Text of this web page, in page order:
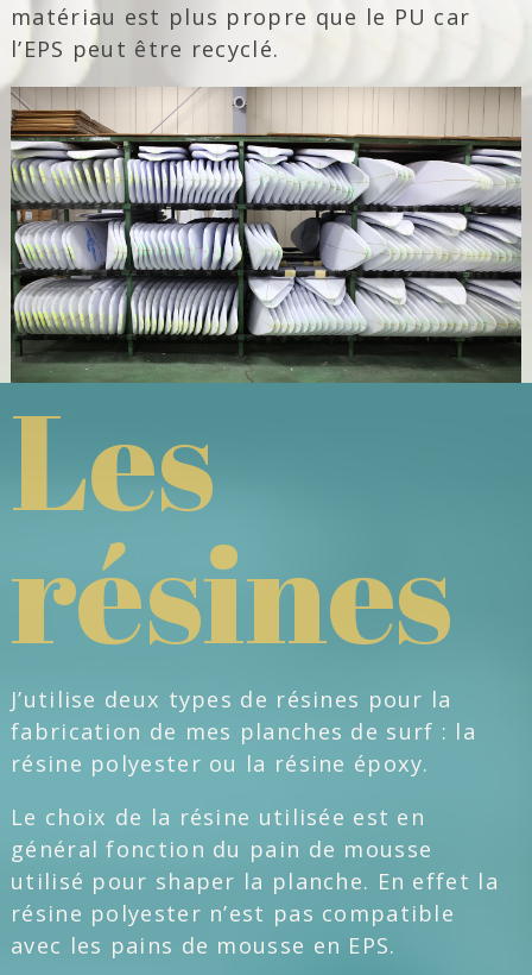
matériau est plus propre que le PU car
l’EPS peut être recyclé.
Les
résines
J’utilise deux types de résines pour la
fabrication de mes planches de surf : la
résine polyester ou la résine époxy.
Le choix de la résine utilisée est en
général fonction du pain de mousse
utilisé pour shaper la planche. En effet la
résine polyester n’est pas compatible
avec les pains de mousse en EPS.